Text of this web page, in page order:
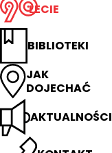
LECIE
BIBLIOTEKI
JAK
DOJECHAĆ
AKTUALNOŚCI